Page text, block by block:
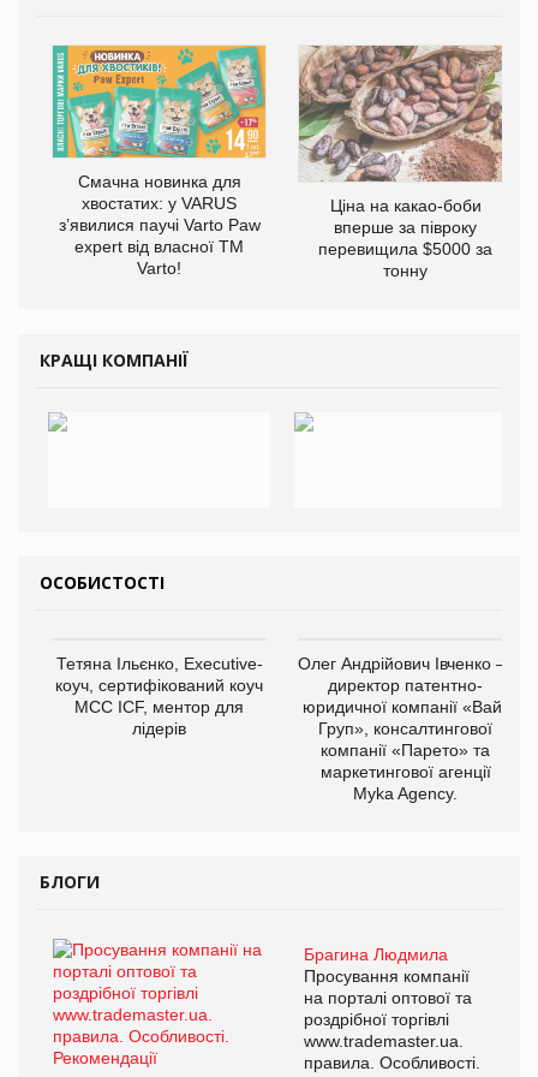
Смачна новинка для
хвостатих: у VARUS
з’явилися паучі Varto Paw
expert від власної ТМ
Varto!
Ціна на какао-боби
вперше за півроку
перевищила $5000 за
тонну
КРАЩІ КОМПАНІЇ
ОСОБИСТОСТІ
Тетяна Ільєнко, Executive-
коуч, сертифікований коуч
МСС ICF, ментор для
лідерів
Олег Андрійович Івченко —
директор патентно-
юридичної компанії «Вайз
Груп», консалтингової
компанії «Парето» та
маркетингової агенції
Myka Agency.
БЛОГИ
Брагина Людмила
Просування компанії
на порталі оптової та
роздрібної торгівлі
www.trademaster.ua.
правила. Особливості.